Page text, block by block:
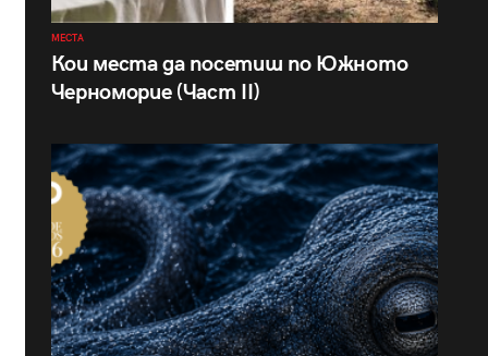
МЕСТА
Кои места да посетиш по Южното
Черноморие (Част II)